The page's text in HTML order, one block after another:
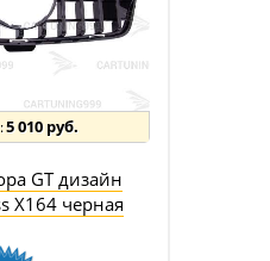
5 010 руб.
GT дизайн
X164 черная